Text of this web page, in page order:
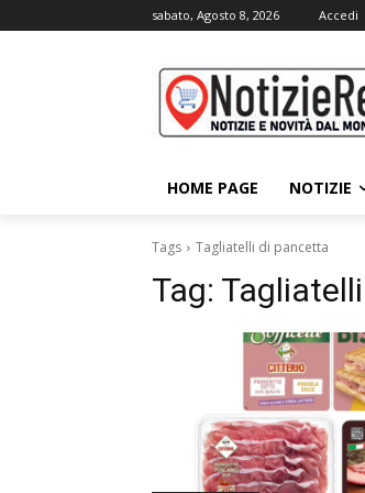
sabato, Agosto 8, 2026 Accedi
HOME PAGE NOTIZIE
Tags Tagliatelli di pancetta
Tag: